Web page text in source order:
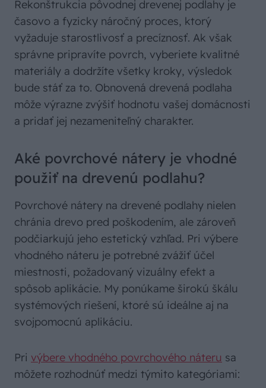
Rekonštrukcia pôvodnej drevenej podlahy je
časovo a fyzicky náročný proces, ktorý
vyžaduje starostlivosť a precíznosť. Ak však
správne pripravíte povrch, vyberiete kvalitné
materiály a dodržíte všetky kroky, výsledok
bude stáť za to. Obnovená drevená podlaha
môže výrazne zvýšiť hodnotu vašej domácnosti
a pridať jej nezameniteľný charakter.
Aké povrchové nátery je vhodné
použiť na drevenú podlahu?
Povrchové nátery na drevené podlahy nielen
chránia drevo pred poškodením, ale zároveň
podčiarkujú jeho estetický vzhľad. Pri výbere
vhodného náteru je potrebné zvážiť účel
miestnosti, požadovaný vizuálny efekt a
spôsob aplikácie. My ponúkame širokú škálu
systémových riešení, ktoré sú ideálne aj na
svojpomocnú aplikáciu.
Pri výbere vhodného povrchového náteru sa
môžete rozhodnúť medzi týmito kategóriami: